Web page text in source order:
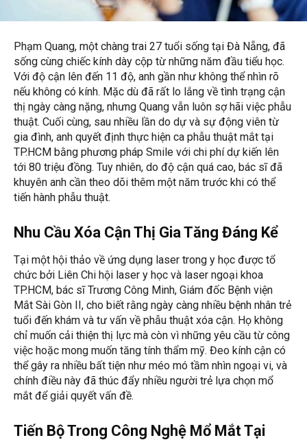
Phạm Quang, một chàng trai 27 tuổi sống tại Đà Nẵng, đã
sống cùng chiếc kính dày cộp từ những năm đầu tiểu học.
Với độ cận lên đến 11 độ, anh gần như không thể nhìn rõ
nếu không có kính. Mặc dù đã rất lo lắng về tình trạng cận
thị ngày càng nặng, nhưng Quang vẫn luôn sợ hãi việc phẫu
thuật. Cuối cùng, sau nhiều lần do dự và sự động viên từ
gia đình, anh quyết định thực hiện ca phẫu thuật mắt tại
TP.HCM bằng phương pháp Smile với chi phí dự kiến lên
tới 80 triệu đồng. Tuy nhiên, do độ cận quá cao, bác sĩ đã
khuyên anh cần theo dõi thêm một năm trước khi có thể
tiến hành phẫu thuật.
Nhu Cầu Xóa Cận Thị Gia Tăng Đáng Kể
Tại một hội thảo về ứng dụng laser trong y học được tổ
chức bởi Liên Chi hội laser y học và laser ngoại khoa
TP.HCM, bác sĩ Trương Công Minh, Giám đốc Bệnh viện
Mắt Sài Gòn II, cho biết rằng ngày càng nhiều bệnh nhân trẻ
tuổi đến khám và tư vấn về phẫu thuật xóa cận. Họ không
chỉ muốn cải thiện thị lực mà còn vì những yêu cầu từ công
việc hoặc mong muốn tăng tính thẩm mỹ. Đeo kính cận có
thể gây ra nhiều bất tiện như méo mó tầm nhìn ngoại vi, và
chính điều này đã thúc đẩy nhiều người trẻ lựa chọn mổ
mắt để giải quyết vấn đề.
Tiến Bộ Trong Công Nghệ Mổ Mắt Tại